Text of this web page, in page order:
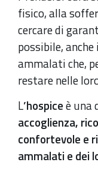
fisico, alla
cercare di
possibile,
ammalati che,
restare nelle
L’hospiceè una
accoglienza,
confortevole e
ammalati e dei